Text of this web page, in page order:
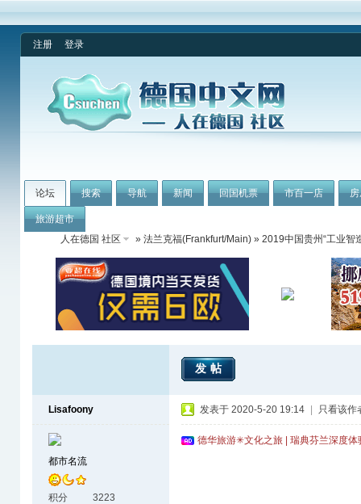
注册 登录
论坛 搜索 导航 新闻 回国机票 市百一店
旅游超市
人在德国 社区
» 法兰克福(Frankfurt/Main) » 2019中国贵州“工业智
发帖
Lisafoony
都市名流
积分
3223
发表于 2020-5-20 19:14 只看该作
德华旅游✳文化之旅 | 瑞典芬兰深度